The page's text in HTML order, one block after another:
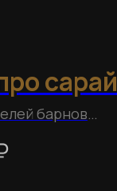
сарай
барнов